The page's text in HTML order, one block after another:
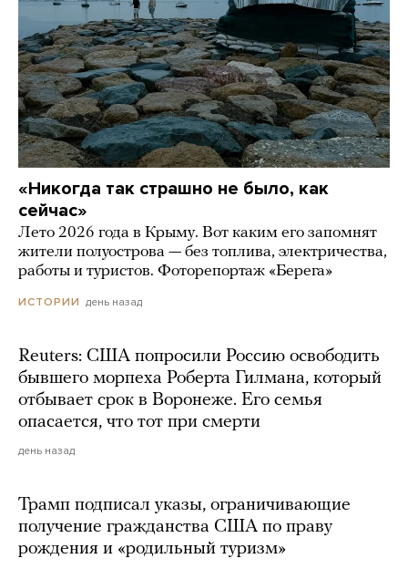
«Никогда так страшно не было, как
сейчас»
Лето 2026 года в Крыму. Вот каким его запомнят
жители полуострова — без топлива, электричества,
работы и туристов. Фоторепортаж «Берега»
ИСТОРИИ день назад
Reuters: США попросили Россию освободить
бывшего морпеха Роберта Гилмана, который
отбывает срок в Воронеже. Его семья
опасается, что тот при смерти
день назад
Трамп подписал указы, ограничивающие
получение гражданства США по праву
рождения и «родильный туризм»